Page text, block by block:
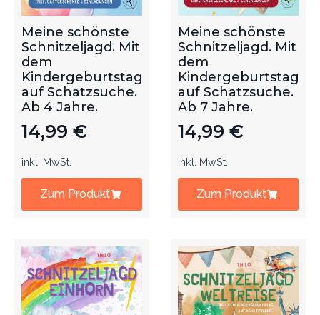
Meine schönste
Schnitzeljagd. Mit
dem
Kindergeburtstag
auf Schatzsuche.
Ab 4 Jahre.
14,99 €
inkl. MwSt.
Zum Produkt
Meine schönste
Schnitzeljagd. Mit
dem
Kindergeburtstag
auf Schatzsuche.
Ab 7 Jahre.
14,99 €
inkl. MwSt.
Zum Produkt